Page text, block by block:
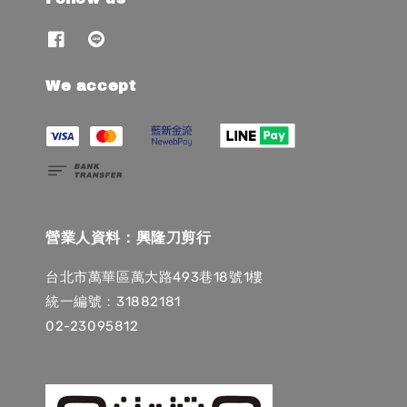
We accept
營業人資料：興隆刀剪行
台北市萬華區萬大路493巷18號1樓
統一編號：31882181
02-23095812